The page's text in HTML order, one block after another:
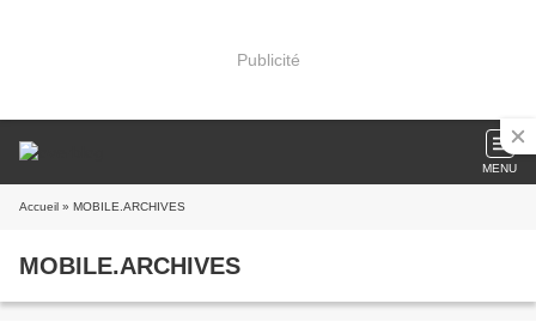
Publicité
MENU
Accueil » MOBILE.ARCHIVES
MOBILE.ARCHIVES